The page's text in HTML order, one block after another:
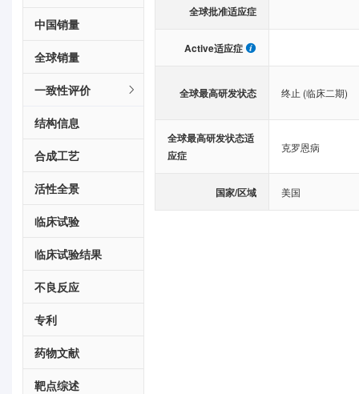
中国销量
全球销量
一致性评价
结构信息
合成工艺
活性全景
临床试验
临床试验结果
不良反应
专利
药物文献
靶点综述
全球批准适应症
Active适应症
全球最高研发状态 终止 (临床二期)
全球最高研发状态适
应症
克罗恩病
国家/区域 美国